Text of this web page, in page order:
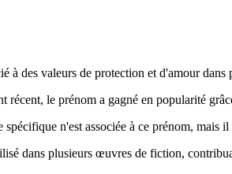
à des valeurs de protection et d'amour dans
le prénom a gagné en popularité
n'est associée à ce prénom, mais
dans plusieurs œuvres de fiction,